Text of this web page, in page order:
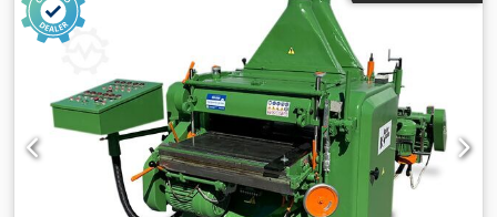
henger – alulról: - csúszó, sima henger, 2 db - állítható
görgők az alsó asztalban - motor: 4 kW - előtolási sebesség
fokozatmentes szabályzással: 7–14 m/perc - elszívócsonk
átmérője: 170 mm - méretek (hossz/szélesség/magasság):
1380 x 1100 x 1500 mm - súly: 970 kg ELŐNYÖK Chodpjzf I
Iwsfx Akwsa – német gyártás – masszív kialakítás – használt
vastagsági gyalu, nagyon jó állapotban Nettó ár: 9500 PLN
Nettó ár: 2262 EUR, 4,20 EUR árfolyammal számolva (Árak
devizaárfolyam-ingadozás esetén változhatnak)